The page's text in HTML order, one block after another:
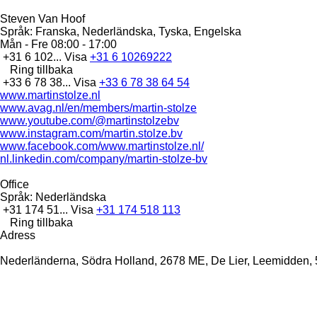
Steven Van Hoof
Språk: Franska, Nederländska, Tyska, Engelska
Mån - Fre 08:00 - 17:00
+31 6 102... Visa +31 6 10269222
Ring tillbaka
+33 6 78 38... Visa +33 6 78 38 64 54
www.martinstolze.nl
www.avag.nl/en/members/martin-stolze
www.youtube.com/@martinstolzebv
www.instagram.com/martin.stolze.bv
www.facebook.com/www.martinstolze.nl/
nl.linkedin.com/company/martin‑stolze‑bv
Office
Språk: Nederländska
+31 174 51... Visa +31 174 518 113
Ring tillbaka
Adress
Nederländerna, Södra Holland, 2678 ME, De Lier, Leemidden,